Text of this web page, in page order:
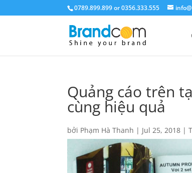
0789.899.899 or 0356.333.555
Quảng cáo trên
cùng hiệu quả
bởi Phạm Hà Thanh | Jul 25, 2018 |